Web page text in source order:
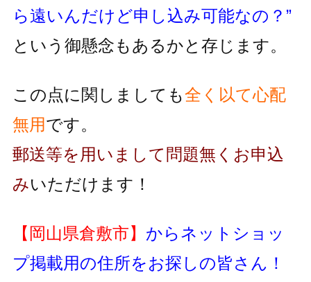
ら遠いんだけど申し込み可能なの？”
という御懸念もあるかと存じます。
この点に関しましても全く以て心配
無用です。
郵送等を用いまして問題無くお申込
みいただけます！
【岡山県倉敷市】 からネットショッ
プ掲載用の住所をお探しの皆さん！